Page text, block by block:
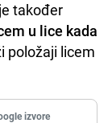
također
u lice kada
položaji licem
izvore